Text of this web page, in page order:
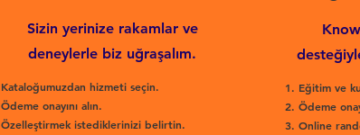
Sizin yerinize rakamlar ve
deneylerle biz uğraşalım.
Kataloğumuzdan hizmeti seçin.
Ödeme onayını alın.
Özelleştirmek istediklerinizi belirtin.
Eğitim ve
Ödeme
Online